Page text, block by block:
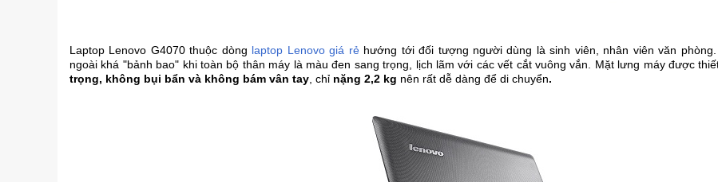
Laptop Lenovo G4070 thuộc dòng laptop Lenovo giá rẻhướng tới đối tượng người dùng là sinh viên, nhân viên văn
ngoài khá "bảnh bao" khi toàn bộ thân máy là màu đen sang trọng, lịch lãm với các vết cắt vuông vắn. Mặt lưng máy được
trọng, không bụi bẩn và không bám vân tay , chỉ nặng 2,2 kg nên rất dễ dàng để di chuyển.